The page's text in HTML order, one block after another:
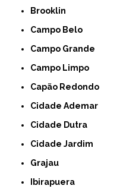
Brooklin
Campo Belo
Campo Grande
Campo Limpo
Capão Redondo
Cidade Ademar
Cidade Dutra
Cidade Jardim
Grajau
Ibirapuera